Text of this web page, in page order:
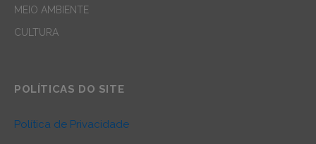
MEIO AMBIENTE
CULTURA
POLÍTICAS DO SITE
Política de Privacidade